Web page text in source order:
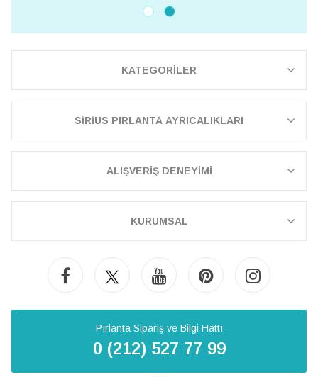
KATEGORİLER
SİRİUS PIRLANTA AYRICALIKLARI
ALIŞVERİŞ DENEYİMİ
KURUMSAL
Pırlanta Sipariş ve Bilgi Hattı
0 (212) 527 77 99